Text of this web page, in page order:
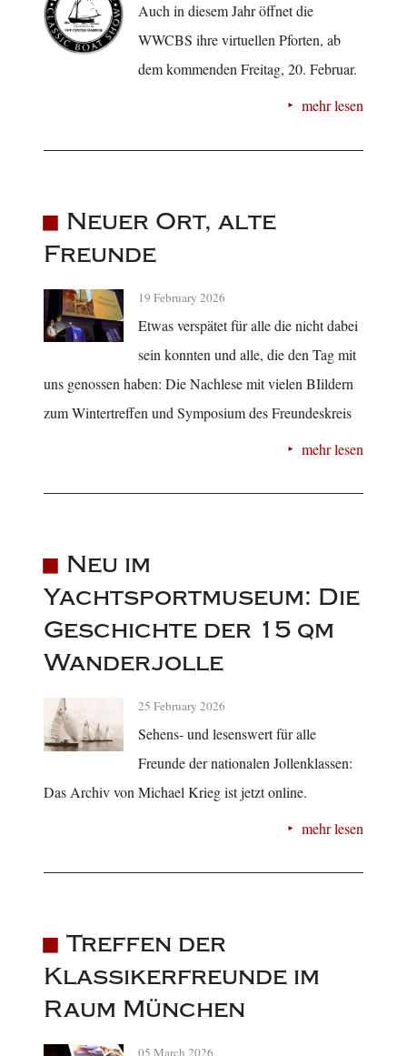
Auch in diesem Jahr öffnet die
WWCBS ihre virtuellen Pforten, ab
dem kommenden Freitag, 20. Februar.
mehr lesen
Neuer Ort, alte
Freunde
19 February 2026
Etwas verspätet für alle die nicht dabei
sein konnten und alle, die den Tag mit
uns genossen haben: Die Nachlese mit vielen BIildern
zum Wintertreffen und Symposium des Freundeskreis
mehr lesen
Neu im
Yachtsportmuseum: Die
Geschichte der 15 qm
Wanderjolle
25 February 2026
Sehens- und lesenswert für alle
Freunde der nationalen Jollenklassen:
Das Archiv von Michael Krieg ist jetzt online.
mehr lesen
Treffen der
Klassikerfreunde im
Raum München
05 March 2026